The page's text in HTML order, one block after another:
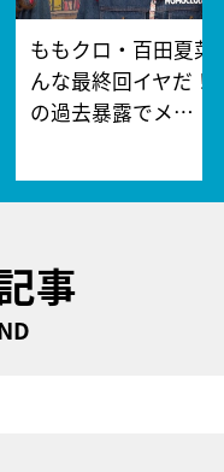
ももクロ・百田夏菜
んな最終回イヤだ！
の過去暴露でメ…
事